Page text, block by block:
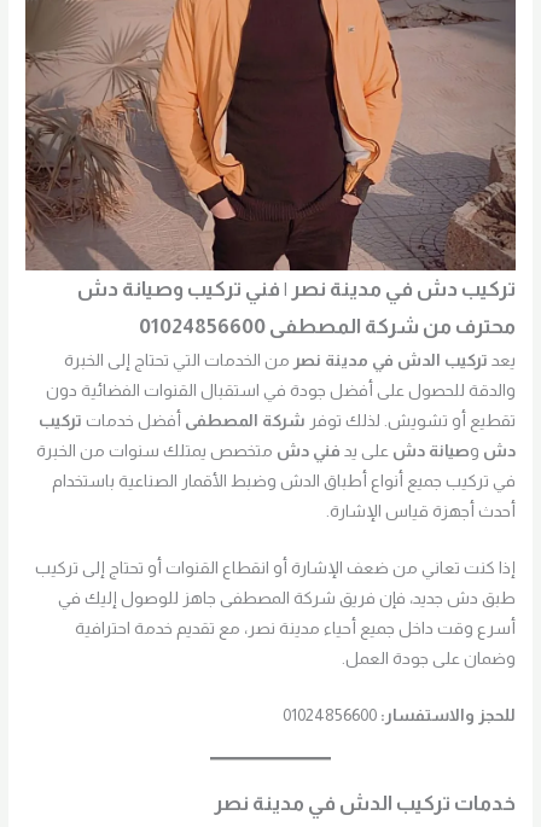
تركيب دش في مدينة نصر | فني تركيب وصيانة دش
محترف من شركة المصطفى 01024856600
يعد تركيب الدش في مدينة نصر من الخدمات التي تحتاج إلى الخبرة
والدقة للحصول على أفضل جودة في استقبال القنوات الفضائية دون
تقطيع أو تشويش. لذلك توفر شركة المصطفى أفضل خدمات تركيب
دش وصيانة دش على يد فني دش متخصص يمتلك سنوات من الخبرة
في تركيب جميع أنواع أطباق الدش وضبط الأقمار الصناعية باستخدام
أحدث أجهزة قياس الإشارة.
إذا كنت تعاني من ضعف الإشارة أو انقطاع القنوات أو تحتاج إلى تركيب
طبق دش جديد، فإن فريق شركة المصطفى جاهز للوصول إليك في
أسرع وقت داخل جميع أحياء مدينة نصر، مع تقديم خدمة احترافية
وضمان على جودة العمل.
للحجز والاستفسار: 01024856600
خدمات تركيب الدش في مدينة نصر